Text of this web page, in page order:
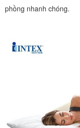
phồng nhanh chóng.